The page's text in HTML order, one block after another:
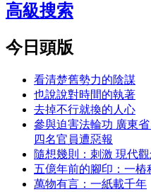
高級搜索
今日頭版
看清楚舊勢力的陰謀
也說說對時間的執著
去掉不行就換的人心
參與迫害法輪功 廣東
四名官員遭惡報
隨想幾則：刺激 現代
五億年前的腳印：一樁
萬物有言：一紙載千年